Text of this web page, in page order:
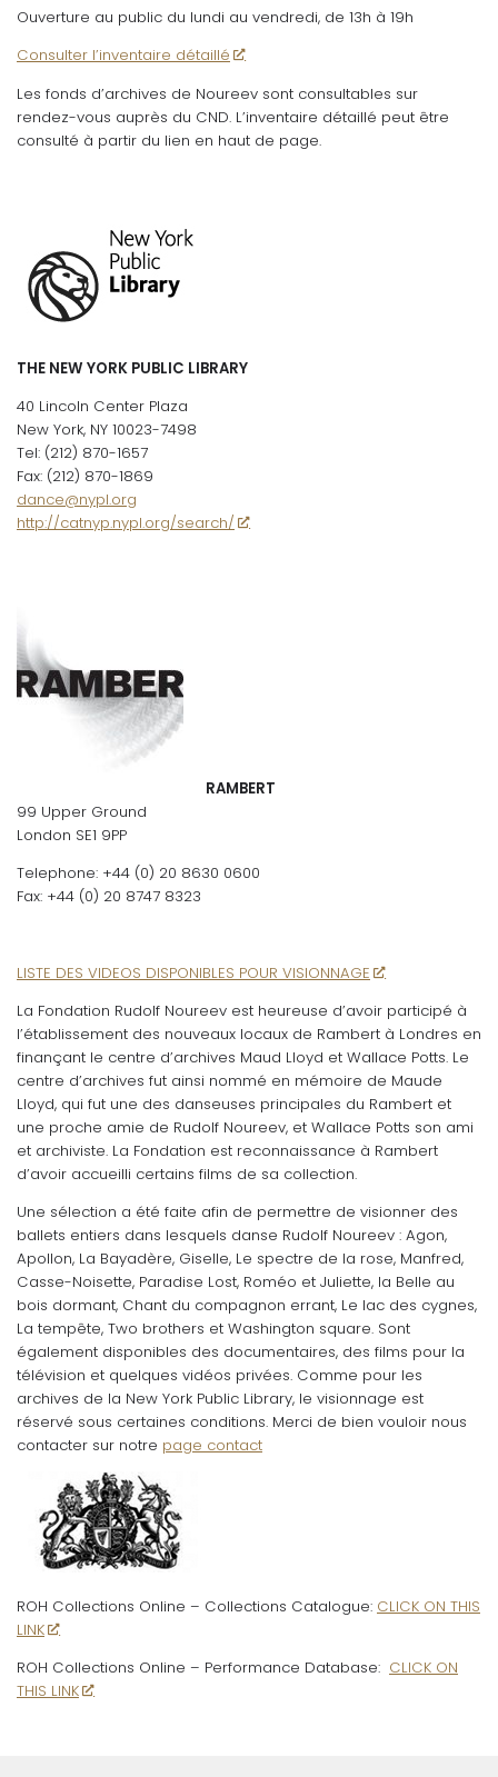
Ouverture au public du lundi au vendredi, de 13h à 19h
Consulter l’inventaire détaillé
Les fonds d’archives de Noureev sont consultables sur
rendez-vous auprès du CND. L’inventaire détaillé peut être
consulté à partir du lien en haut de page.
THE NEW YORK PUBLIC LIBRARY
40 Lincoln Center Plaza
New York, NY 10023-7498
Tel: (212) 870-1657
Fax: (212) 870-1869
dance@nypl.org
http://catnyp.nypl.org/search/
RAMBERT
99 Upper Ground
London SE1 9PP
Telephone: +44 (0) 20 8630 0600
Fax: +44 (0) 20 8747 8323
LISTE DES VIDEOS DISPONIBLES POUR VISIONNAGE
La Fondation Rudolf Noureev est heureuse d’avoir participé à
l’établissement des nouveaux locaux de Rambert à Londres en
finançant le centre d’archives Maud Lloyd et Wallace Potts. Le
centre d’archives fut ainsi nommé en mémoire de Maude
Lloyd, qui fut une des danseuses principales du Rambert et
une proche amie de Rudolf Noureev, et Wallace Potts son ami
et archiviste. La Fondation est reconnaissance à Rambert
d’avoir accueilli certains films de sa collection.
Une sélection a été faite afin de permettre de visionner des
ballets entiers dans lesquels danse Rudolf Noureev : Agon,
Apollon, La Bayadère, Giselle, Le spectre de la rose, Manfred,
Casse-Noisette, Paradise Lost, Roméo et Juliette, la Belle au
bois dormant, Chant du compagnon errant, Le lac des cygnes,
La tempête, Two brothers et Washington square. Sont
également disponibles des documentaires, des films pour la
télévision et quelques vidéos privées. Comme pour les
archives de la New York Public Library, le visionnage est
réservé sous certaines conditions. Merci de bien vouloir nous
contacter sur notre page contact
ROH Collections Online – Collections Catalogue: CLICK ON THIS
LINK
ROH Collections Online – Performance Database: CLICK ON
THIS LINK